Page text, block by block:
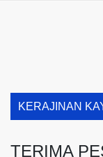
KERAJINAN
TERIMA